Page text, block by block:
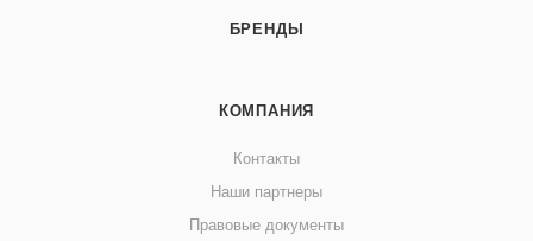
БРЕНДЫ
КОМПАНИЯ
Контакты
Наши партнеры
Правовые документы